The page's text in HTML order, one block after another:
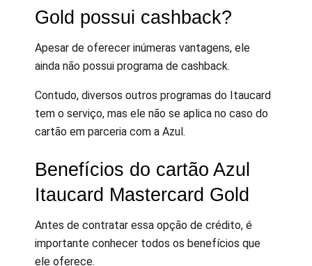
Gold possui cashback?
Apesar de oferecer inúmeras vantagens, ele
ainda não possui programa de cashback.
Contudo, diversos outros programas do Itaucard
tem o serviço, mas ele não se aplica no caso do
cartão em parceria com a Azul.
Benefícios do cartão Azul
Itaucard Mastercard Gold
Antes de contratar essa opção de crédito, é
importante conhecer todos os benefícios que
ele oferece.